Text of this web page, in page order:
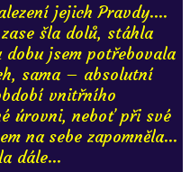
jejich Pravdy....
šla dolů, stáhla
jsem potřebovala
sama – absolutní
vnitřního
úrovni, neboť při své
na sebe zapomněla...
dále...